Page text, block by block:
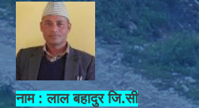
नाम : लाल बहादुर जि.सी